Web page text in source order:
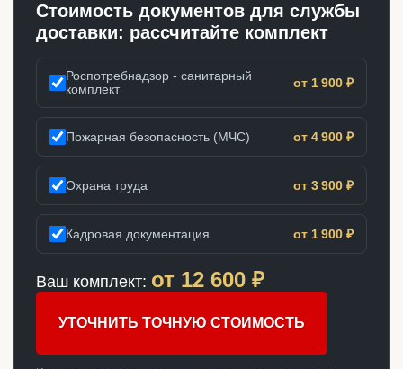
Стоимость документов для службы
доставки: рассчитайте комплект
Роспотребнадзор - санитарный
комплект
от 1 900 ₽
Пожарная безопасность (МЧС) от 4 900 ₽
Охрана труда от 3 900 ₽
Кадровая документация от 1 900 ₽
Ваш комплект: от 12 600 ₽
УТОЧНИТЬ ТОЧНУЮ СТОИМОСТЬ